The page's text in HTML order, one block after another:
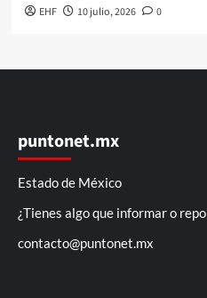
EHF 10 julio, 2026 0
puntonet.mx
Estado de México
¿Tienes algo que informar o
contacto@puntonet.mx